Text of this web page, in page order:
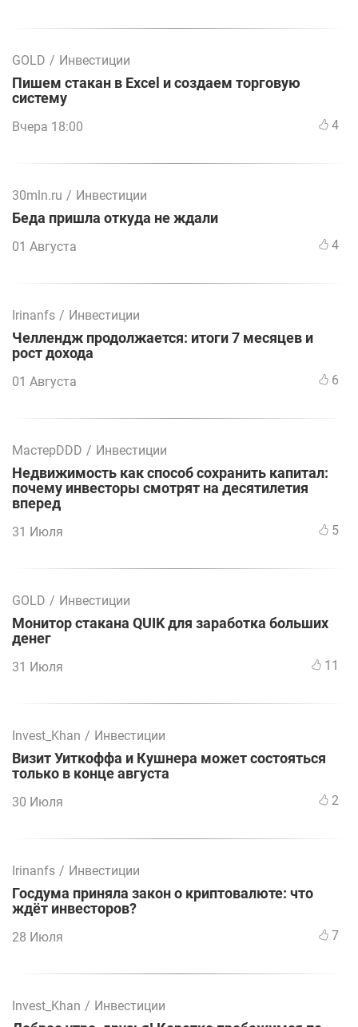
GOLD / Инвестиции
Пишем стакан в Excel и создаем торговую
систему
Вчера 18:00 4
30mln.ru / Инвестиции
Беда пришла откуда не ждали
01 Августа 4
Irinanfs / Инвестиции
Челлендж продолжается: итоги 7 месяцев и
рост дохода
01 Августа 6
МастерDDD / Инвестиции
Недвижимость как способ сохранить капитал:
почему инвесторы смотрят на десятилетия
вперед
31 Июля 5
GOLD / Инвестиции
Монитор стакана QUIK для заработка больших
денег
31 Июля 11
Invest_Khan / Инвестиции
Визит Уиткоффа и Кушнера может состояться
только в конце августа
30 Июля 2
Irinanfs / Инвестиции
Госдума приняла закон о криптовалюте: что
ждёт инвесторов?
28 Июля 7
Invest_Khan / Инвестиции